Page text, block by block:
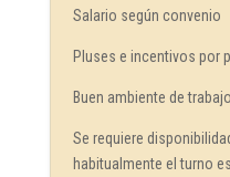
Salario según convenio
Pluses e incentivos por
Buen ambiente de trabajo
Se requiere
habitualmente el turno